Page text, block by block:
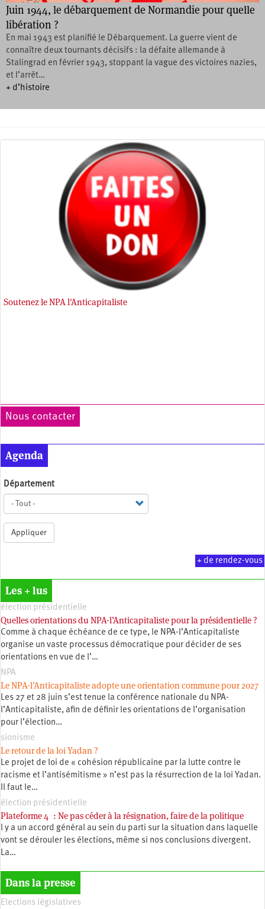
Juin 1944, le débarquement de Normandie pour quelle
libération ?
En mai 1943 est planifié le Débarquement. La guerre vient de
connaître deux tournants décisifs : la défaite allemande à
Stalingrad en février 1943, stoppant la vague des victoires nazies,
et l’arrêt…
+ d’histoire
Soutenez le NPA l'Anticapitaliste
Nous contacter
Agenda
Département
Appliquer
+ de rendez-vous
Les + lus
élection présidentielle
Quelles orientations du NPA-l’Anticapitaliste pour la présidentielle ?
Comme à chaque échéance de ce type, le NPA-l’Anticapitaliste
organise un vaste processus démocratique pour décider de ses
orientations en vue de l’…
NPA
Le NPA-l’Anticapitaliste adopte une orientation commune pour 2027
Les 27 et 28 juin s’est tenue la conférence nationale du NPA-
l’Anticapitaliste, afin de définir les orientations de l’organisation
pour l’élection…
sionisme
Le retour de la loi Yadan ?
Le projet de loi de « cohésion républicaine par la lutte contre le
racisme et l’antisémitisme » n’est pas la résurrection de la loi Yadan.
Il faut le…
élection présidentielle
Plateforme 4 : Ne pas céder à la résignation, faire de la politique
l y a un accord général au sein du parti sur la situation dans laquelle
vont se dérouler les élections, même si nos conclusions divergent.
La…
Dans la presse
Elections législatives